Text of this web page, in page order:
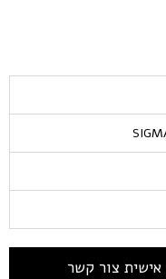
צור קשר